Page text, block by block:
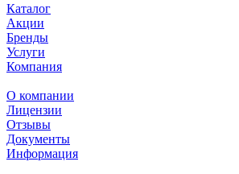
Каталог
Акции
Бренды
Услуги
Компания
О компании
Лицензии
Отзывы
Документы
Информация